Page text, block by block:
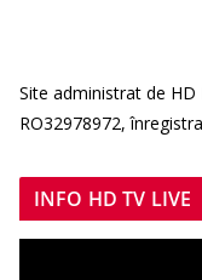
Site administrat de HD
RO32978972,
INFO HD TV LIVE